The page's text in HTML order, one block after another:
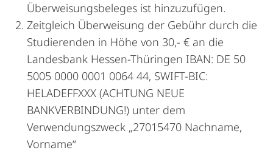
Überweisungsbeleges ist hinzuzufügen.
Zeitgleich Überweisung der Gebühr durch die
Studierenden in Höhe von 30,- € an die
Landesbank Hessen-Thüringen IBAN: DE 50
5005 0000 0001 0064 44, SWIFT-BIC:
HELADEFFXXX (ACHTUNG NEUE
BANKVERBINDUNG!) unter dem
Verwendungszweck „27015470 Nachname,
Vorname“